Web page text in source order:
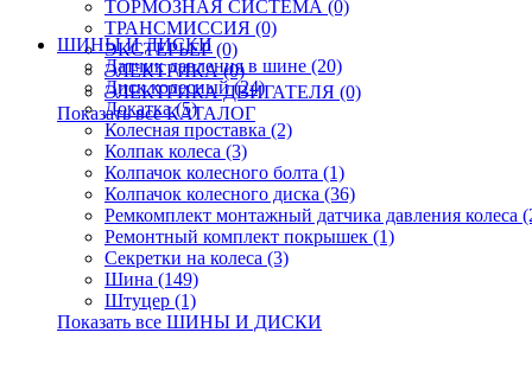
ТОРМОЗНАЯ СИСТЕМА (0)
ТРАНСМИССИЯ (0)
ЭКСТЕРЬЕР (0)
ЭЛЕКТРИКА (0)
ЭЛЕКТРИКА ДВИГАТЕЛЯ (0)
Показать все КАТАЛОГ
ШИНЫ И ДИСКИ
Датчик давления в шине (20)
Диск колесный (24)
Докатка (5)
Колесная проставка (2)
Колпак колеса (3)
Колпачок колесного болта (1)
Колпачок колесного диска (36)
Ремкомплект монтажный датчика давления колеса
Ремонтный комплект покрышек (1)
Секретки на колеса (3)
Шина (149)
Штуцер (1)
Показать все ШИНЫ И ДИСКИ